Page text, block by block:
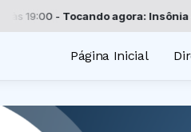
- Tocando agora: Insônia - Parte
Página Inicial